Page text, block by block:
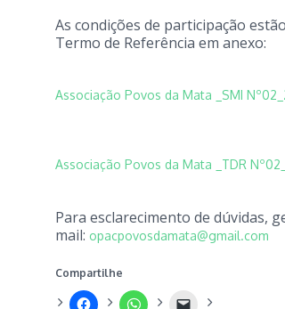
As condições de participação
Termo de Referência em anexo:
Associação Povos da Mata _SMI
Associação Povos da Mata _TDR
Para esclarecimento de dúvidas,
mail: opacpovosdamata@gmail.com
Compartilhe